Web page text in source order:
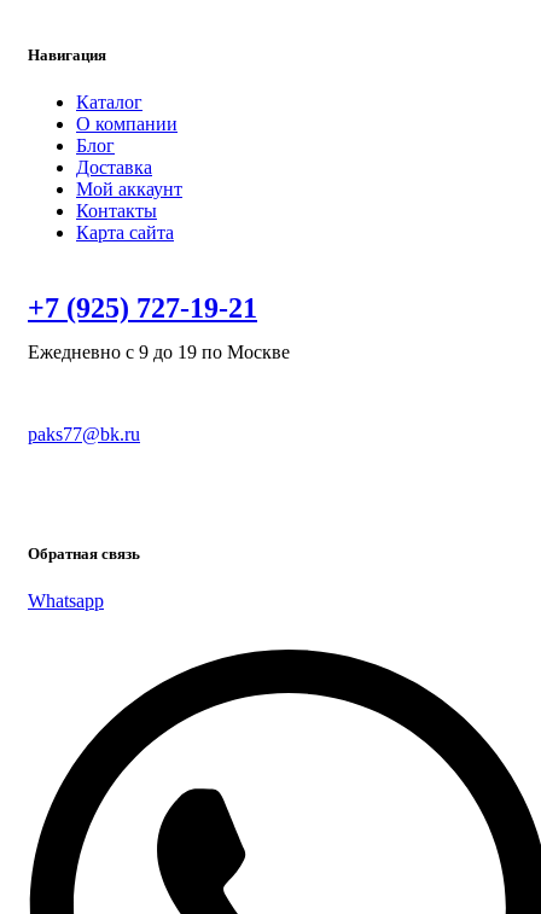
Навигация
Каталог
О компании
Блог
Доставка
Мой аккаунт
Контакты
Карта сайта
+7 (925) 727-19-21
Ежедневно с 9 до 19 по Москве
paks77@bk.ru
Обратная связь
Whatsapp